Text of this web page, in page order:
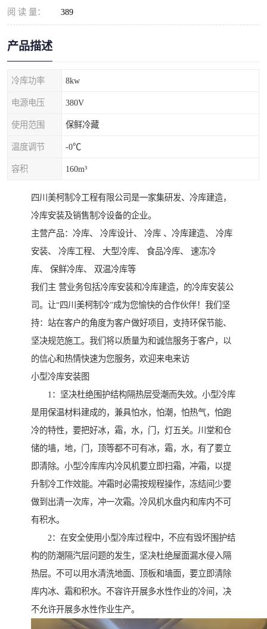
阅 读 量： 389
产品描述
冷库功率 8kw
电源电压 380V
使用范围 保鲜冷藏
温度调节 -0℃
容积 160m³
四川美柯制冷工程有限公司是一家集研发、冷库建造，
冷库安装及销售制冷设备的企业。
主营产品：冷库、 冷库设计、 冷库 、冷库建造、 冷库
安装、 冷库工程、 大型冷库、 食品冷库、 速冻冷
库、 保鲜冷库、 双温冷库等
我们主 营业务包括冷库安装和冷库建造，的冷库安装公
司。让“四川美柯制冷”成为您愉快的合作伙伴！我们坚
持：站在客户的角度为客户做好项目，支持环保节能、
坚决规范施工。我们将以质量为和诚信服务于客户，以
的信心和热情快速为您服务，欢迎来电来访
小型冷库安装图
1：坚决杜绝围护结构隔热层受潮而失效。小型冷库
是用保温材料建成的，兼具怕水，怕潮，怕热气，怕跑
冷的特性，要把好冰，霜，水，门，灯五关。川堂和仓
储的墙，地，门，顶等都不可有冰，霜，水，有了要立
即清除。小型冷库库内冷风机要立即扫霜，冲霜，以提
升制冷工作效能。冲霜时必需按规程操作，冻结间少要
做到出清一次库，冲一次霜。冷风机水盘内和库内不可
有积水。
2：在安全使用小型冷库过程中，不应有毁坏围护结
构的防潮隔汽层问题的发生，坚决杜绝屋面漏水侵入隔
热层。不可以用水清洗地面、顶板和墙面，要立即清除
库内冰、霜和积水。不容许开展多水性作业的冷间，决
不允许开展多水性作业生产。